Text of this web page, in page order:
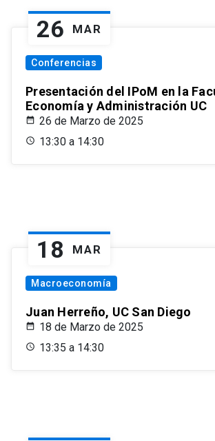
26 MAR
Conferencias
Presentación del IPoM en la
Economía y Administración UC
26 de Marzo de 2025
13:30 a 14:30
18 MAR
Macroeconomía
Juan Herreño, UC San Diego
18 de Marzo de 2025
13:35 a 14:30